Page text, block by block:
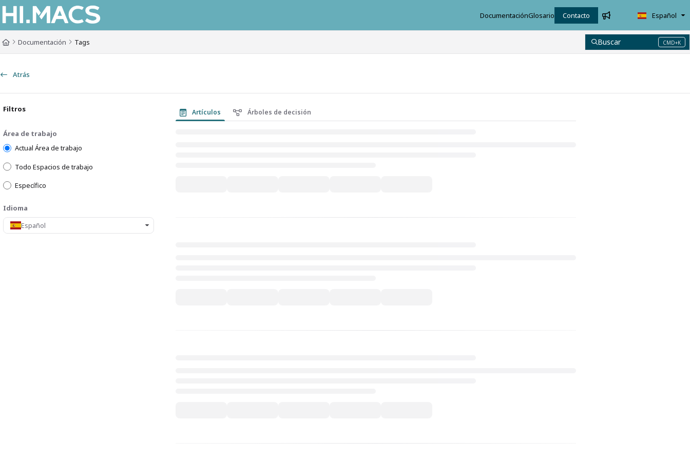
Documentation Index
Fetch the complete documentation index at:
Use this file to discover all available pages before exploring further.
DocumentaciónGlosario Contacto Español
Documentación Tags Buscar CMD+K
Press CMD+K to open search
Atrás
Filtros
Área de trabajo
Actual Área de trabajo
Todo Espacios de trabajo
Específico
Idioma
Español
Artículos Árboles de decisión